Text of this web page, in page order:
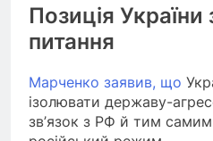
Позиція України
питання
Марченко заявив, що
ізолювати державу-
зв’язок з РФ й тим самим